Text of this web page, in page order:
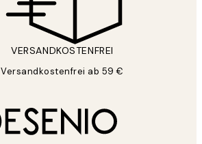
VERSANDKOSTENFREI
Versandkostenfrei ab 59 €